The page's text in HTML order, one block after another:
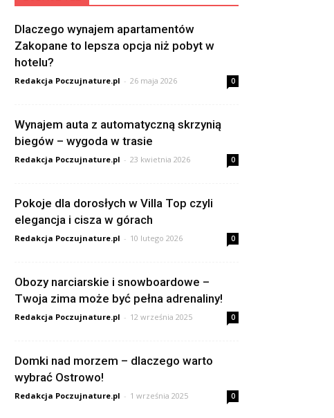
Dlaczego wynajem apartamentów
Zakopane to lepsza opcja niż pobyt w
hotelu?
Redakcja Poczujnature.pl - 26 maja 2026 0
Wynajem auta z automatyczną skrzynią
biegów – wygoda w trasie
Redakcja Poczujnature.pl - 23 kwietnia 2026 0
Pokoje dla dorosłych w Villa Top czyli
elegancja i cisza w górach
Redakcja Poczujnature.pl - 10 lutego 2026 0
Obozy narciarskie i snowboardowe –
Twoja zima może być pełna adrenaliny!
Redakcja Poczujnature.pl - 12 września 2025 0
Domki nad morzem – dlaczego warto
wybrać Ostrowo!
Redakcja Poczujnature.pl - 1 września 2025 0